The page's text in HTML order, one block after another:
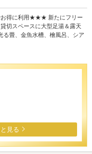
得に利用★★★ 新たにフリー
切スペースに大型足湯＆露天
る畳、金魚水槽、檜風呂、シア
見る